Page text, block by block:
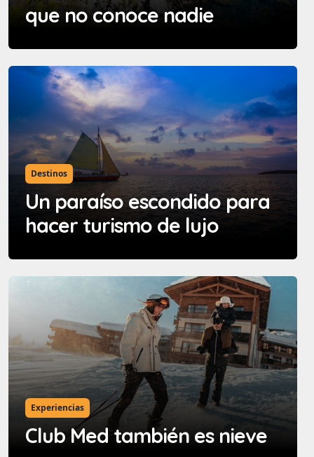
que no conoce nadie
Destinos
Un paraíso escondido para
hacer turismo de lujo
Experiencias
Club Med también es nieve